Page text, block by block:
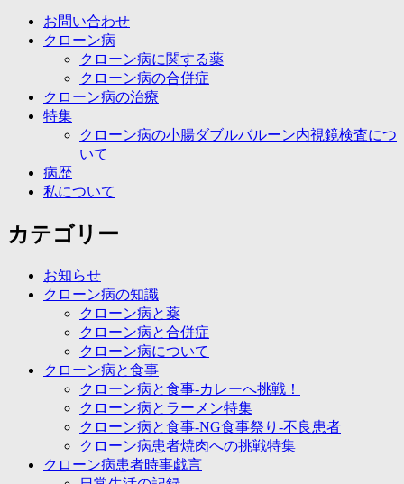
お問い合わせ
クローン病
クローン病に関する薬
クローン病の合併症
クローン病の治療
特集
クローン病の小腸ダブルバルーン内視鏡検査につ
いて
病歴
私について
カテゴリー
お知らせ
クローン病の知識
クローン病と薬
クローン病と合併症
クローン病について
クローン病と食事
クローン病と食事-カレーへ挑戦！
クローン病とラーメン特集
クローン病と食事-NG食事祭り-不良患者
クローン病患者焼肉への挑戦特集
クローン病患者時事戯言